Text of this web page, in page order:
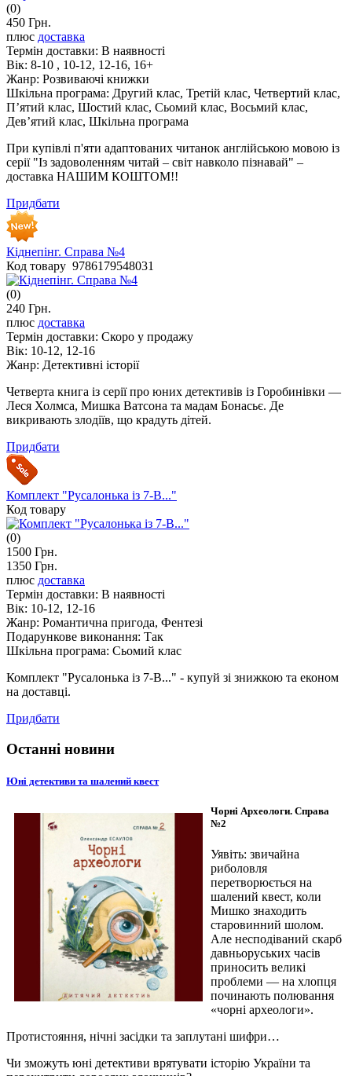
(0)
450 Грн.
плюс доставка
Термін доставки: В наявності
Вік: 8-10 , 10-12, 12-16, 16+
Жанр: Розвиваючі книжки
Шкільна програма: Другий клас, Третій клас, Четвертий клас,
П’ятий клас, Шостий клас, Сьомий клас, Восьмий клас,
Дев’ятий клас, Шкільна програма
При купівлі п'яти адаптованих читанок англійською мовою із
серії "Із задоволенням читай – світ навколо пізнавай" –
доставка НАШИМ КОШТОМ!!
Придбати
Кіднепінг. Справа №4
Код товару 9786179548031
(0)
240 Грн.
плюс доставка
Термін доставки: Скоро у продажу
Вік: 10-12, 12-16
Жанр: Детективні історії
Четверта книга із серії про юних детективів із Горобинівки —
Леся Холмса, Мишка Ватсона та мадам Бонасьє. Де
викривають злодіїв, що крадуть дітей.
Придбати
Комплект "Русалонька із 7-В..."
Код товару
(0)
1500 Грн.
1350 Грн.
плюс доставка
Термін доставки: В наявності
Вік: 10-12, 12-16
Жанр: Романтична пригода, Фентезі
Подарункове виконання: Так
Шкільна програма: Сьомий клас
Комплект "Русалонька із 7-В..." - купуй зі знижкою та економ
на доставці.
Придбати
Останні новини
Юні детективи та шалений квест
Чорні Археологи. Справа
№2
Уявіть: звичайна
риболовля
перетворюється на
шалений квест, коли
Мишко знаходить
старовинний шолом.
Але несподіваний скарб
давньоруських часів
приносить великі
проблеми — на хлопця
починають полювання
«чорні археологи».
Протистояння, нічні засідки та заплутані шифри…
Чи зможуть юні детективи врятувати історію України та